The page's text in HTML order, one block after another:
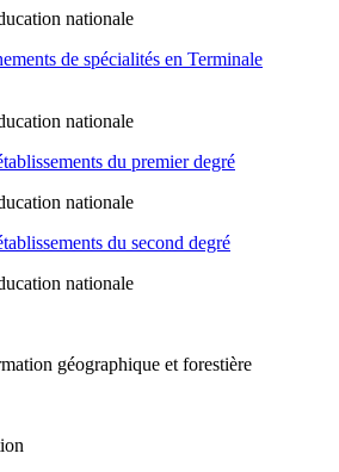
nationale
de spécialités en Terminale
nationale
du premier degré
nationale
du second degré
nationale
géographique et forestière